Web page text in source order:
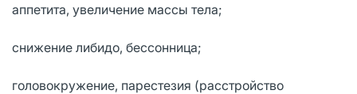
аппетита, увеличение массы тела;
снижение либидо, бессонница;
головокружение, парестезия (расстройство